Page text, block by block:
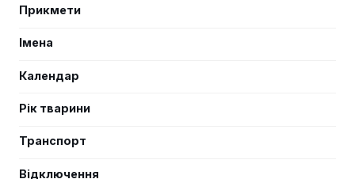
Прикмети
Імена
Календар
Рік тварини
Транспорт
Відключення